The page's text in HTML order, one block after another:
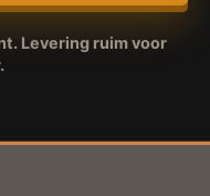
Levering ruim voor